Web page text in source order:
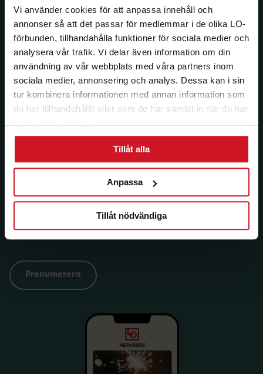
Vi använder cookies för att anpassa innehåll och
annonser så att det passar för medlemmar i de olika LO-
förbunden, tillhandahålla funktioner för sociala medier och
analysera vår trafik. Vi delar även information om din
användning av vår webbplats med våra partners inom
sociala medier, annonsering och analys. Dessa kan i sin
tur kombinera informationen med annan information som
du har tillhandahållit eller som de har samlat in när du har
Tillåt alla
Anpassa
Tillåt nödvändiga
medlemsförmåner.
Få LO Mervärdes nyhetsbrev varje
månad till din inkorg.
E-post:
Jag vill ha e-post om aktuella erbjudanden och
medlemsförmåner från LO Mervärde. LO Mervärde
kommer att hantera mina personuppgifter i enlighet
med allmänna dataskyddsförordningen (GDPR). Jag
kan när som helst avsluta prenumerationen.